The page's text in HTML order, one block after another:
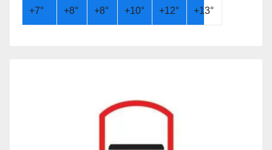
+7° +8° +8° +10° +12° +13°